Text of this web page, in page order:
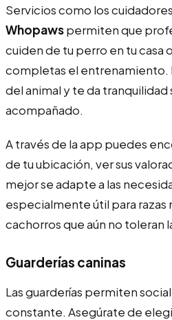
Servicios como los
Whopawspermiten que
cuiden de tu perro en tu casa
completas el entrenamiento.
del animal y te da
acompañado.
A través de la app puedes
de tu ubicación, ver sus
mejor se adapte a las
especialmente útil para razas
cachorros que aún no toleran
Guarderías caninas
Las guarderías permiten
constante. Asegúrate de